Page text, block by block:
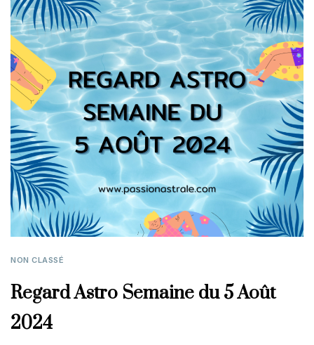
NON CLASSÉ
Regard Astro Semaine du 5 Août
2024